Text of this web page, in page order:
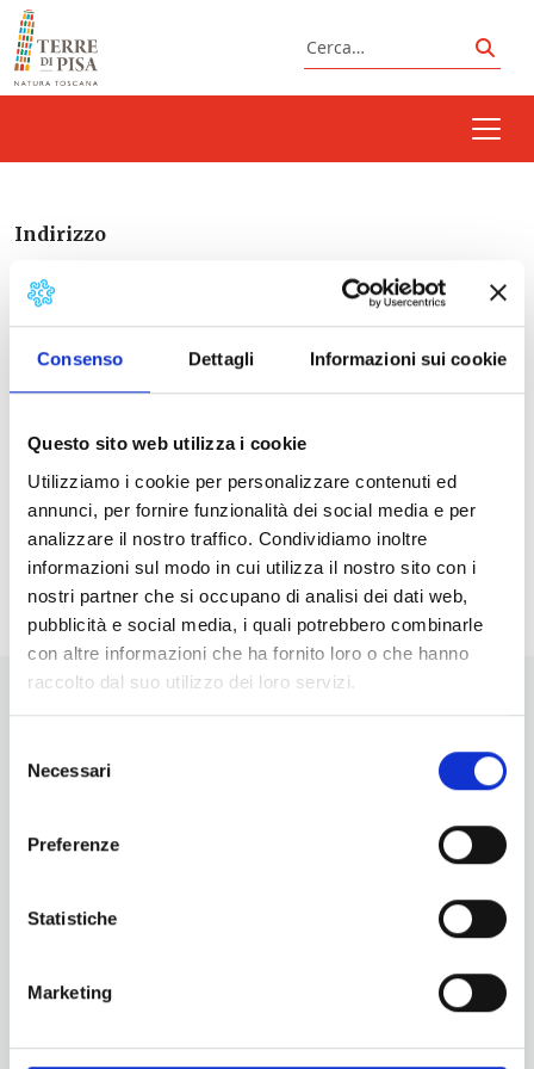
Consenso Dettagli Informazioni sui cookie
Questo sito web utilizza i cookie
Utilizziamo i cookie per personalizzare contenuti ed
annunci, per fornire funzionalità dei social media e per
analizzare il nostro traffico. Condividiamo inoltre
informazioni sul modo in cui utilizza il nostro sito con i
nostri partner che si occupano di analisi dei dati web,
pubblicità e social media, i quali potrebbero combinarle
con altre informazioni che ha fornito loro o che hanno
raccolto dal suo utilizzo dei loro servizi.
delNecessari
Preferenze
Statistiche
Marketing
Vai al contenuto
Cerca
Indirizzo
Prossimi eventi
<li>Non ci sono eventi in questo luogo</li>
Vuoi aggiornamenti su cosa fare e cosa vedere nelle Terre
di Pisa?
Iscriviti alla nostra Newsletter!
Servizio Promozione e Sviluppo delle Imprese
turismo@tno.camcom.it